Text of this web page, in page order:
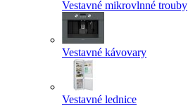
Vestavné mikrovlnné trouby
Vestavné kávovary
Vestavné lednice